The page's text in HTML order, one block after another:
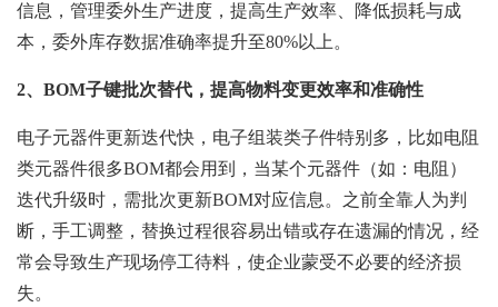
信息，管理委外生产进度，提高生产效率、降低损耗与成
本，委外库存数据准确率提升至80%以上。
2、 BOM子键批次替代，提高物料变更效率和准确性
电子元器件更新迭代快，电子组装类子件特别多，比如电阻
类元器件很多BOM都会用到，当某个元器件（如：电阻）
迭代升级时，需批次更新BOM对应信息。之前全靠人为判
断，手工调整，替换过程很容易出错或存在遗漏的情况，经
常会导致生产现场停工待料，使企业蒙受不必要的经济损
失。